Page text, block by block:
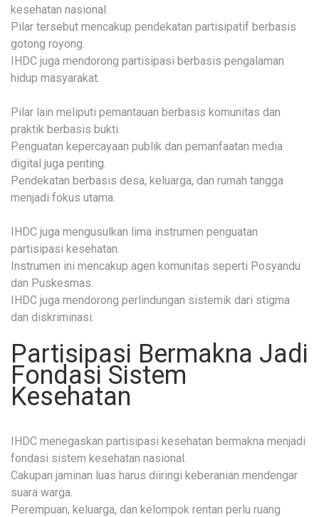
kesehatan nasional.
Pilar tersebut mencakup pendekatan partisipatif berbasis
gotong royong.
IHDC juga mendorong partisipasi berbasis pengalaman
hidup masyarakat.
Pilar lain meliputi pemantauan berbasis komunitas dan
praktik berbasis bukti.
Penguatan kepercayaan publik dan pemanfaatan media
digital juga penting.
Pendekatan berbasis desa, keluarga, dan rumah tangga
menjadi fokus utama.
IHDC juga mengusulkan lima instrumen penguatan
partisipasi kesehatan.
Instrumen ini mencakup agen komunitas seperti Posyandu
dan Puskesmas.
IHDC juga mendorong perlindungan sistemik dari stigma
dan diskriminasi.
Partisipasi Bermakna Jadi
Fondasi Sistem
Kesehatan
IHDC menegaskan partisipasi kesehatan bermakna menjadi
fondasi sistem kesehatan nasional.
Cakupan jaminan luas harus diiringi keberanian mendengar
suara warga.
Perempuan, keluarga, dan kelompok rentan perlu ruang